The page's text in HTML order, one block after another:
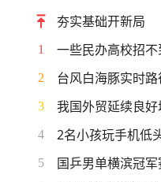
夯实基础开新局
1 一些民办高校招不
2 台风白海豚实时路
3 我国外贸延续良
4 2名小孩玩手机低
5 国乒男单横滨冠